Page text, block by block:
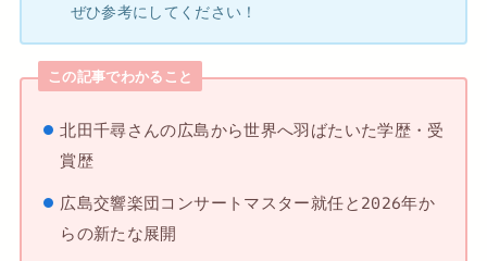
ぜひ参考にしてください！
この記事でわかること
北田千尋さんの広島から世界へ羽ばたいた学歴・受
賞歴
広島交響楽団コンサートマスター就任と2026年か
らの新たな展開